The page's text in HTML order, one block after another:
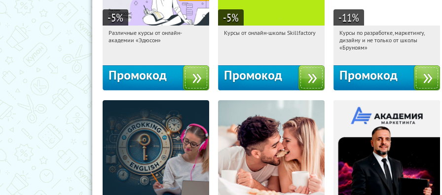
-5%
01:34:32 Получили:
Различные курсы от онлайн-
академии «Эдюсон»
Промокод
-5%
01:34:32
Получи первым!
Курсы от онлайн-школы Skillfactory
Промокод
-11%
01:34:32
Получи первым!
Россия
Курсы по разработке, маркетингу,
дизайну и не только от школы
«Бруноям»
Промокод